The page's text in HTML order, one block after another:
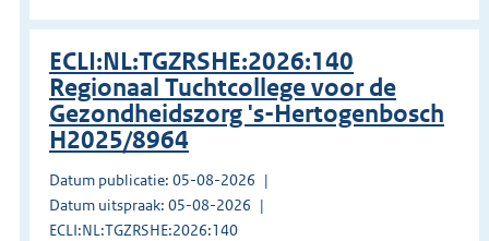
ECLI:NL:TGZRSHE:2026:140
Regionaal Tuchtcollege voor de
Gezondheidszorg 's-Hertogenbosch
H2025/8964
Datum publicatie: 05-08-2026
Datum uitspraak: 05-08-2026
ECLI:NL:TGZRSHE:2026:140